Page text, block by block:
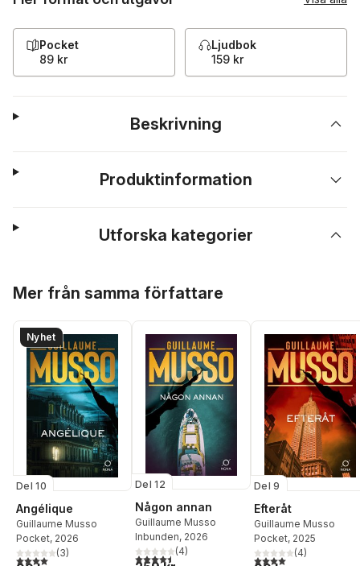
Pocket
89 kr
Ljudbok
159 kr
Beskrivning
Produktinformation
Utforska kategorier
Mer från samma författare
Nyhet
Del 10
Angélique
Guillaume Musso
Pocket, 2026
4,0utav 5 stjärnor. Totalt antal röster:
(3)
Del 12
Någon annan
Guillaume Musso
Inbunden, 2026
4,5utav 5 stjärnor. Totalt antal röster:
(4)
Del 9
Efteråt
Guillaume Musso
Pocket, 2025
4,0utav 5 stjärnor.
(4)